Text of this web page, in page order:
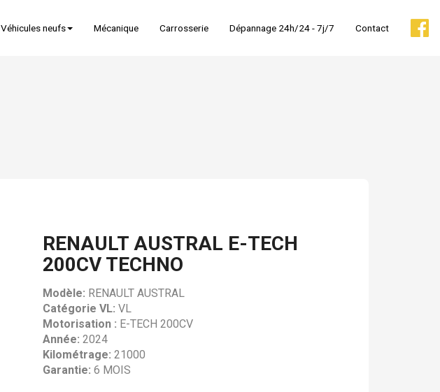
Véhicules neufs Mécanique Carrosserie Dépannage 24h/24 - 7j/7 Contact
RENAULT AUSTRAL E-TECH
200CV TECHNO
Modèle: RENAULT AUSTRAL
Catégorie VL: VL
Motorisation : E-TECH 200CV
Année: 2024
Kilométrage: 21000
Garantie: 6 MOIS